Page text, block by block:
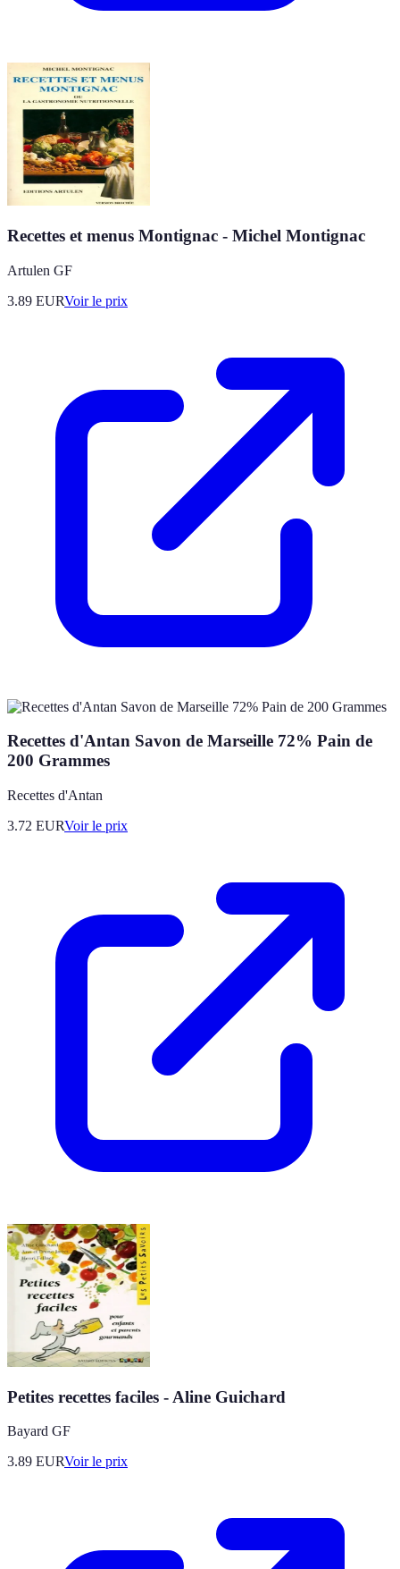
Recettes et menus Montignac - Michel Montignac
Artulen GF
3.89 EURVoir le prix
Recettes d'Antan Savon de Marseille 72% Pain de
200 Grammes
Recettes d'Antan
3.72 EURVoir le prix
Petites recettes faciles - Aline Guichard
Bayard GF
3.89 EURVoir le prix